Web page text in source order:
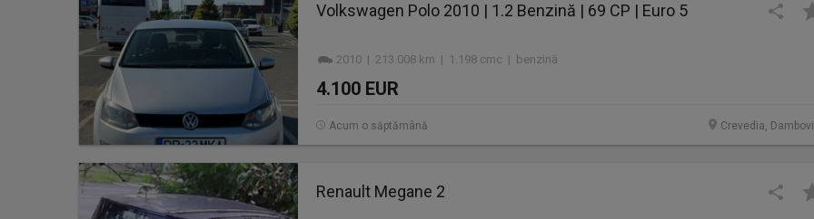
Volkswagen Polo 2010 | 1.2 Benzină | 69 CP | Euro 5
2010 | 213.008 km | 1.198 cmc | benzină
4.100 EUR
Crevedia,
Acum o săptămână
Renault Megane 2